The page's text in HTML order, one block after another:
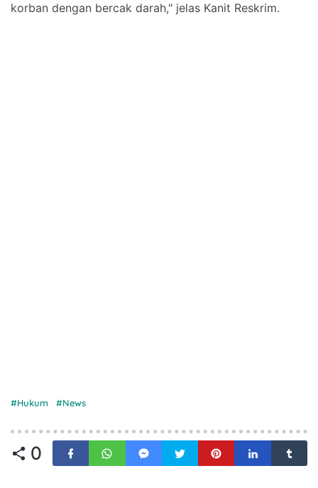
korban dengan bercak darah," jelas Kanit Reskrim.
Hukum News
0